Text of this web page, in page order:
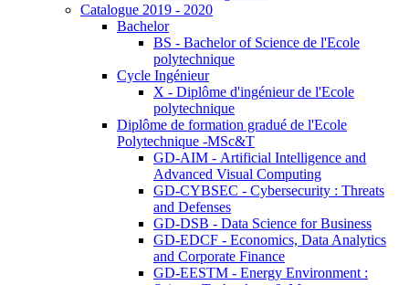
Catalogue 2019 - 2020
Bachelor
BS - Bachelor of Science de l'Ecole
polytechnique
Cycle Ingénieur
X - Diplôme d'ingénieur de l'Ecole
polytechnique
Diplôme de formation gradué de l'Ecole
Polytechnique -MSc&T
GD-AIM - Artificial Intelligence and
Advanced Visual Computing
GD-CYBSEC - Cybersecurity : Threats
and Defenses
GD-DSB - Data Science for Business
GD-EDCF - Economics, Data Analytics
and Corporate Finance
GD-EESTM - Energy Environment :